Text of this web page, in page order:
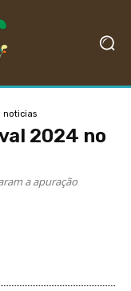
noticias
2024 no
a apuração